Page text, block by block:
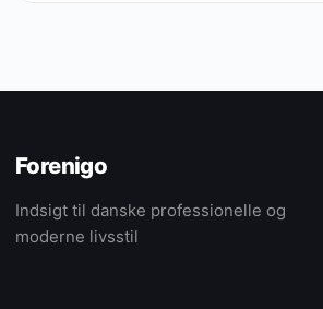
Forenigo
Indsigt til danske professionelle og
moderne livsstil